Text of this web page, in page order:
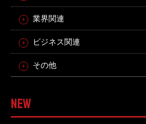
業界関連
ビジネス関連
その他
NEW